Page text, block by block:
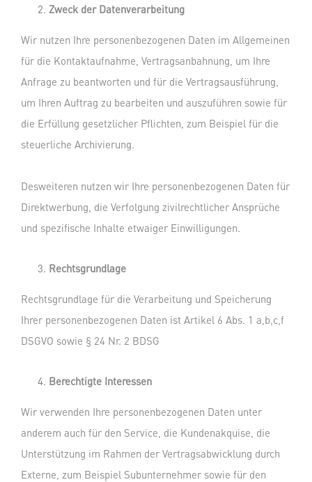
Zweck der Datenverarbeitung
Wir nutzen Ihre personenbezogenen Daten im Allgemeinen
für die Kontaktaufnahme, Vertragsanbahnung, um Ihre
Anfrage zu beantworten und für die Vertragsausführung,
um Ihren Auftrag zu bearbeiten und auszuführen sowie für
die Erfüllung gesetzlicher Pflichten, zum Beispiel für die
steuerliche Archivierung.
Desweiteren nutzen wir Ihre personenbezogenen Daten für
Direktwerbung, die Verfolgung zivilrechtlicher Ansprüche
und spezifische Inhalte etwaiger Einwilligungen.
Rechtsgrundlage
Rechtsgrundlage für die Verarbeitung und Speicherung
Ihrer personenbezogenen Daten ist Artikel 6 Abs. 1 a,b,c,f
DSGVO sowie § 24 Nr. 2 BDSG
Berechtigte Interessen
Wir verwenden Ihre personenbezogenen Daten unter
anderem auch für den Service, die Kundenakquise, die
Unterstützung im Rahmen der Vertragsabwicklung durch
Externe, zum Beispiel Subunternehmer sowie für den